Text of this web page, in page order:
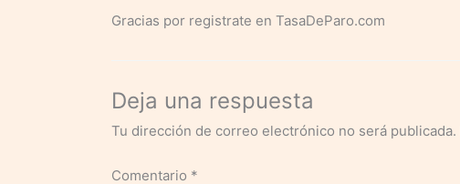
Gracias por registrate en TasaDeParo.com
Deja una respuesta
Tu dirección de correo electrónico no será publicada.
Comentario *